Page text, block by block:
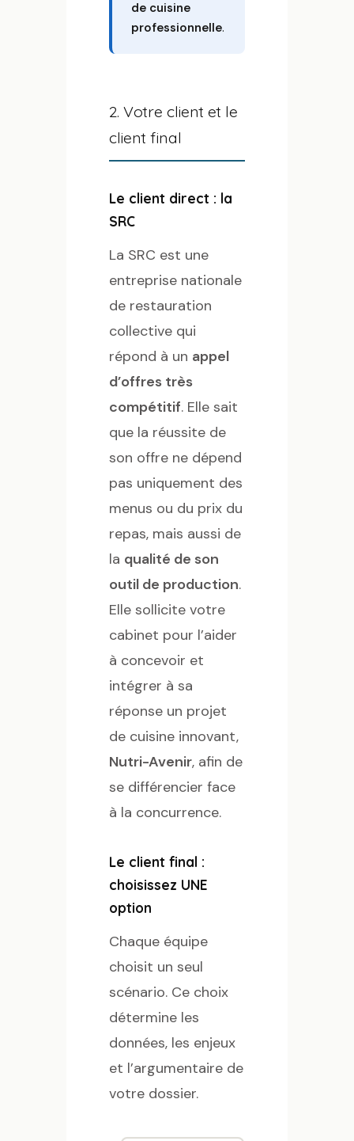
de cuisine
professionnelle.
2. Votre client et le
client final
Le client direct : la
SRC
La SRC est une
entreprise nationale
de restauration
collective qui
répond à un appel
d’offres très
compétitif. Elle sait
que la réussite de
son offre ne dépend
pas uniquement des
menus ou du prix du
repas, mais aussi de
la qualité de son
outil de production.
Elle sollicite votre
cabinet pour l’aider
à concevoir et
intégrer à sa
réponse un projet
de cuisine innovant,
Nutri-Avenir, afin de
se différencier face
à la concurrence.
Le client final :
choisissez UNE
option
Chaque équipe
choisit un seul
scénario. Ce choix
détermine les
données, les enjeux
et l’argumentaire de
votre dossier.